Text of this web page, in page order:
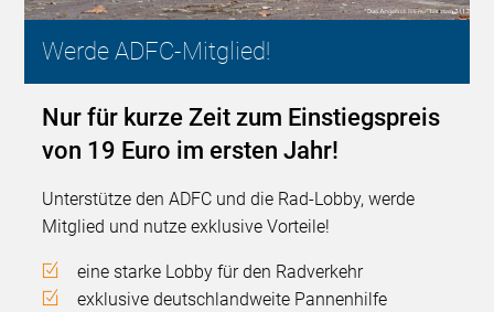
Werde ADFC-Mitglied!
Nur für kurze Zeit zum Einstiegspreis
von 19 Euro im ersten Jahr!
Unterstütze den ADFC und die Rad-Lobby, werde
Mitglied und nutze exklusive Vorteile!
eine starke Lobby für den Radverkehr
exklusive deutschlandweite Pannenhilfe